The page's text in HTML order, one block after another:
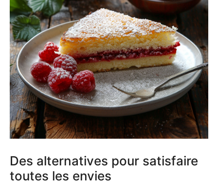
Des alternatives pour satisfaire
toutes les envies